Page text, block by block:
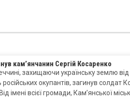
кам’янчанин Сергій Косаренко
захищаючи українську землю від
окупантів, загинув солдат
імені всієї громади, Кам’янської